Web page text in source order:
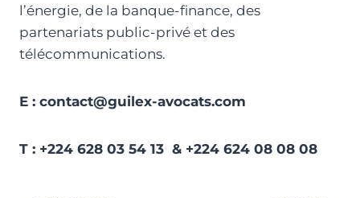
l’énergie, de la banque-finance, des
partenariats public-privé et des
télécommunications.
E : contact@guilex-avocats.com
T : +224 628 03 54 13 & +224 624 08 08 08